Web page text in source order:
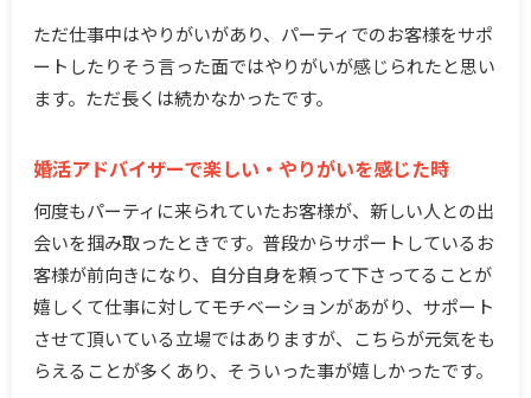
ただ仕事中はやりがいがあり、パーティでのお客様をサポ
ートしたりそう言った面ではやりがいが感じられたと思い
ます。ただ長くは続かなかったです。
婚活アドバイザーで楽しい・やりがいを感じた時
何度もパーティに来られていたお客様が、新しい人との出
会いを掴み取ったときです。普段からサポートしているお
客様が前向きになり、自分自身を頼って下さってることが
嬉しくて仕事に対してモチベーションがあがり、サポート
させて頂いている立場ではありますが、こちらが元気をも
らえることが多くあり、そういった事が嬉しかったです。